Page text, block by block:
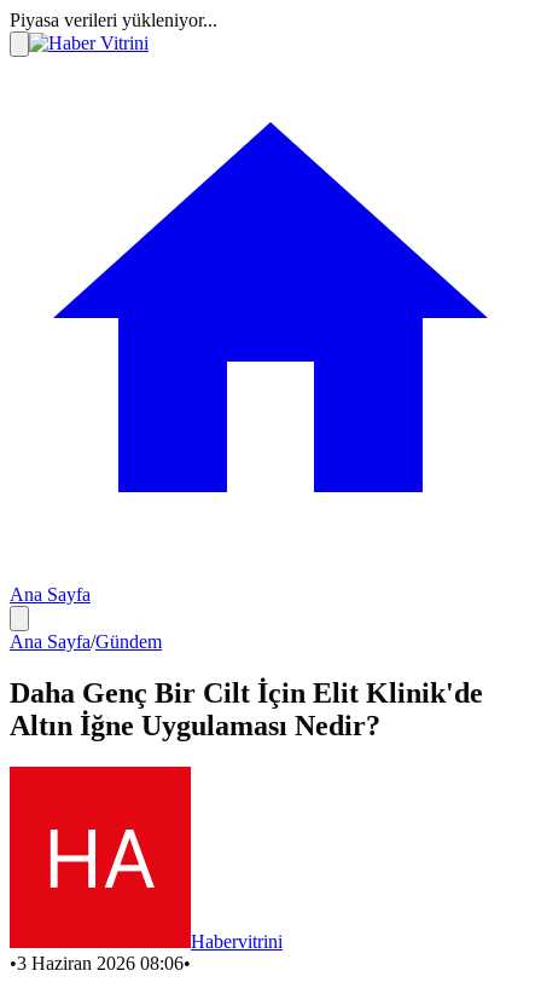
Piyasa verileri yükleniyor...
Ana Sayfa
Ana Sayfa/Gündem
Daha Genç Bir Cilt İçin Elit Klinik'de
Altın İğne Uygulaması Nedir?
Habervitrini
•3 Haziran 2026 08:06•